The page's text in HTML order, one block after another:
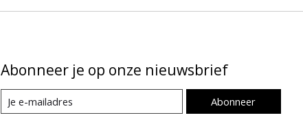
Abonneer je op onze nieuwsbrief
Abonneer